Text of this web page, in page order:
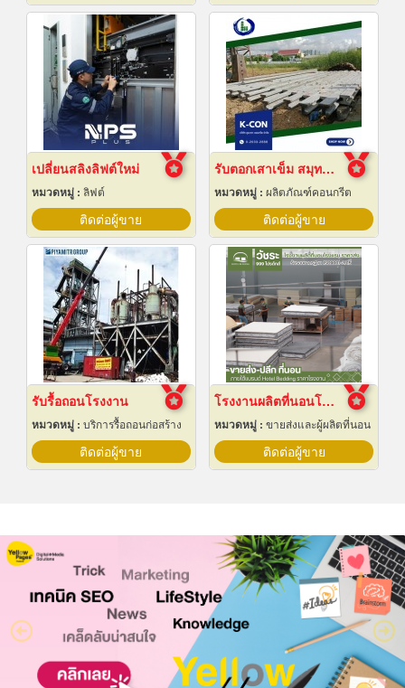
เปลี่ยนสลิงลิฟต์ใหม่
หมวดหมู่ : ลิฟต์
ติดต่อผู้ขาย
รับตอกเสาเข็ม สมุทรปราการ ราคาถูก
หมวดหมู่ : ผลิตภัณฑ์คอนกรีต
ติดต่อผู้ขาย
รับรื้อถอนโรงงาน
หมวดหมู่ : บริการรื้อถอนก่อสร้าง
ติดต่อผู้ขาย
โรงงานผลิตที่นอนโรงแรม
หมวดหมู่ : ขายส่งและผู้ผลิตที่นอน
ติดต่อผู้ขาย